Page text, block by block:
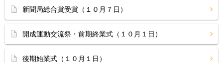
新聞局総合賞受賞（１０月７日）
開成運動交流祭・前期終業式（１０月１日）
後期始業式（１０月１日）